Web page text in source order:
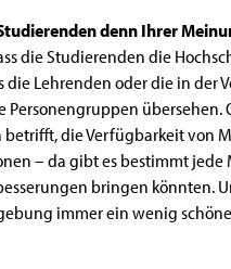
denn Ihrer
die Studierenden die
Lehrenden oder die in der
übersehen.
die Verfügbarkeit von
– da gibt es bestimmt
bringen könnten.
immer ein wenig